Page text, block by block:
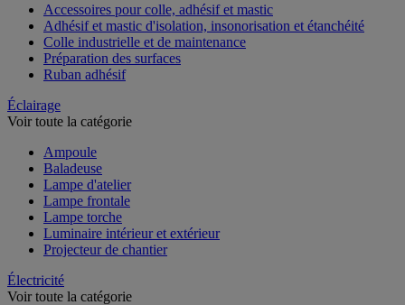
Accessoires pour colle, adhésif et mastic
Adhésif et mastic d'isolation, insonorisation et étanchéité
Colle industrielle et de maintenance
Préparation des surfaces
Ruban adhésif
Éclairage
Voir toute la catégorie
Ampoule
Baladeuse
Lampe d'atelier
Lampe frontale
Lampe torche
Luminaire intérieur et extérieur
Projecteur de chantier
Électricité
Voir toute la catégorie